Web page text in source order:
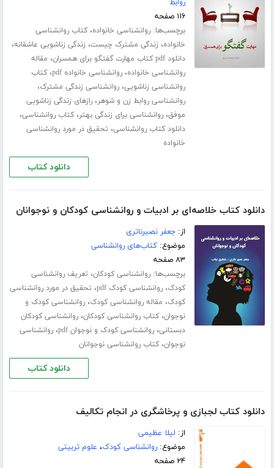
روابط
۱۱۶ صفحه
برچسب‌ها:روانشناسی خانواده،کتاب روانشناسی
خانواده، زندگی مشترک چیست، زندگی زناشویی عاشقانه،
دانلود pdf کتاب مهارت گفتگو برای همسران ، مقاله
روانشناسی خانواده،روانشناسی خانواده pdf ،کتاب
روانشناسی زناشویی،روانشناسی زندگی مشترک،
روانشناسی روابط زن و شوهر،رازهای زندگی زناشویی
موفق،روانشناسی برای زندگی بهتر،کتاب روانشناسی،
دانلود کتاب روانشناسی، تحقیق در مورد روانشناسی
خانواده
دانلود کتاب
دانلود کتاب خلاصه‌ای بر ادبیات و روانشناسی کودکان و نوجوانان
از:جعفر نصیرناتری
موضوع:کتاب‌های روانشناسی
۸۳ صفحه
برچسب‌ها:روانشناسی کودکان، تعریف روانشناسی
کودک،روانشناسی کودک pdf ، تحقیق در مورد روانشناسی
کودک، مقاله روانشناسی کودک،روانشناسی کودک و
نوجوان،کتاب روانشناسی کودکان،روانشناسی کودکان
دبستانی،روانشناسی کودک و نوجوان pdf ،روانشناسی
نوجوان،کتاب روانشناسی نوجوانان
دانلود کتاب
دانلود کتاب لجبازی و پرخاشگری در انجام تکالیف
از: لیلا عظیمی
موضوع:روانشناسی کودک، علوم تربیتی
۲۴ صفحه